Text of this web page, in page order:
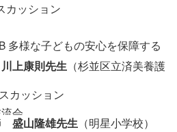
カッション
多様な子どもの安心を保障する
川上康則先生 （杉並区立済美養護
カッション
会
盛山隆雄先生 （明星小学校）